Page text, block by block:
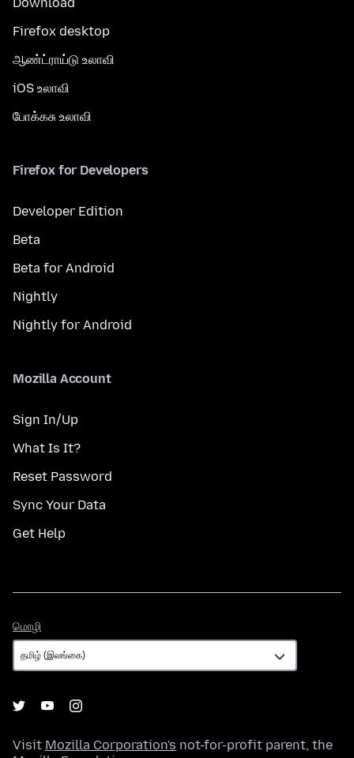
Download
Firefox desktop
ஆண்ட்ராய்டு உலாவி
iOS உலாவி
போக்கசு உலாவி
Firefox for Developers
Developer Edition
Beta
Beta for Android
Nightly
Nightly for Android
Mozilla Account
Sign In/Up
What Is It?
Reset Password
Sync Your Data
Get Help
மொழி
Visit Mozilla Corporation's not-for-profit parent, the